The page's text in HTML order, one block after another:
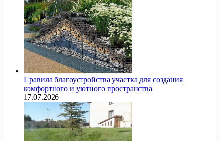
Правила благоустройства участка для создания
комфортного и уютного пространства
17.07.2026